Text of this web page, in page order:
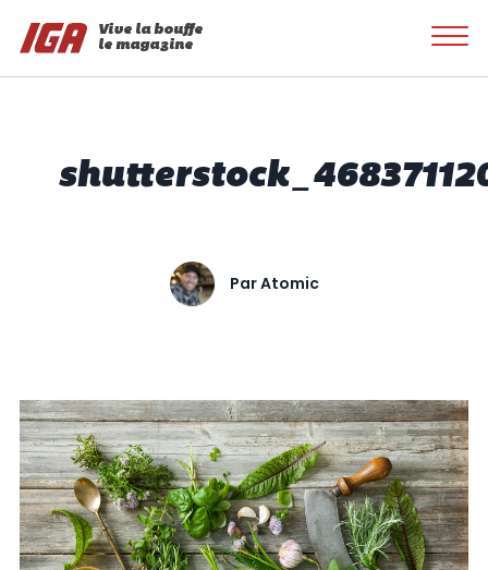
Vive la bouffe
le magazine
ParAtomic